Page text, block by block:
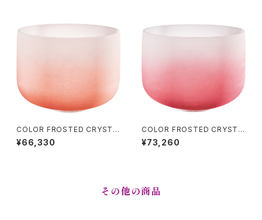
COLOR FROSTED CRYSTA
L SINGING BOWLS (クリスタ
ル・シンギングボウル) Sacral C
¥66,330
COLOR FROSTED CRYSTA
L SINGING BOWLS (クリスタ
ル・シンギングボウル) Root Ch
¥73,260
その他の商品